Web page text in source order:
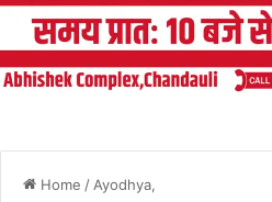
Home / Ayodhya,